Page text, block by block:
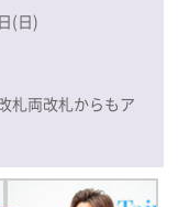
(日)
札両改札からもア